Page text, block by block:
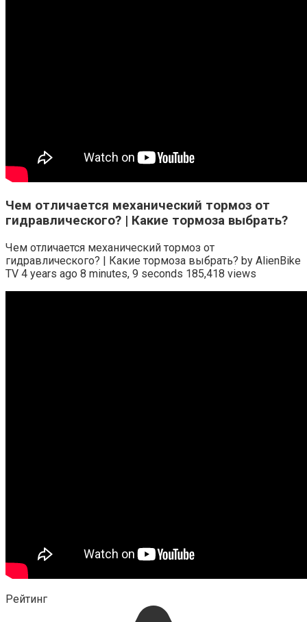
Чем отличается механический тормоз от
гидравлического? | Какие тормоза выбрать?
Чем отличается механический тормоз от
гидравлического? | Какие тормоза выбрать? by AlienBike
TV 4 years ago 8 minutes, 9 seconds 185,418 views
Рейтинг